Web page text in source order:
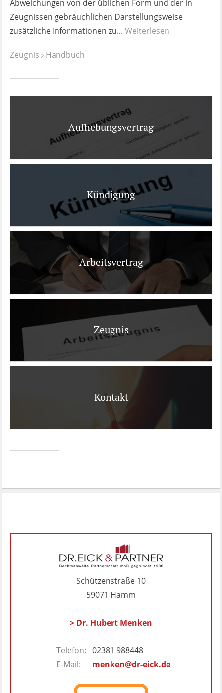
Abweichungen von der üblichen Form und der in
Zeugnissen gebräuchlichen Darstellungsweise
zusätzliche Informationen zu... Weiterlesen
Zeugnis Handbuch
Aufhebungsvertrag
Kündigung
Arbeitsvertrag
Zeugnis
Kontakt
Schützenstraße 10
59071 Hamm
> Dr. Hubert Menken
Telefon: 02381 988448
E-Mail:
menken@dr-eick.de